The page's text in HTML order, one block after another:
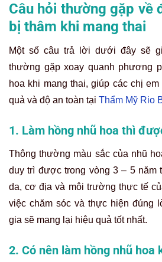
Câu hỏi thường gặp về
bị thâm khi mang thai
Một số câu trả lời dưới đây sẽ
thường gặp xoay quanh phương
hoa khi mang thai, giúp các chị
quả và độ an toàn tại Thẩm Mỹ Rio
1. Làm hồng nhũ hoa thì
Thông thường màu sắc của nhũ
duy trì được trong vòng 3 – 5 năm
da, cơ địa và môi trường thực tế
việc chăm sóc và thực hiện đúng
gia sẽ mang lại hiệu quả tốt nhất.
2. Có nên làm hồng nhũ hoa